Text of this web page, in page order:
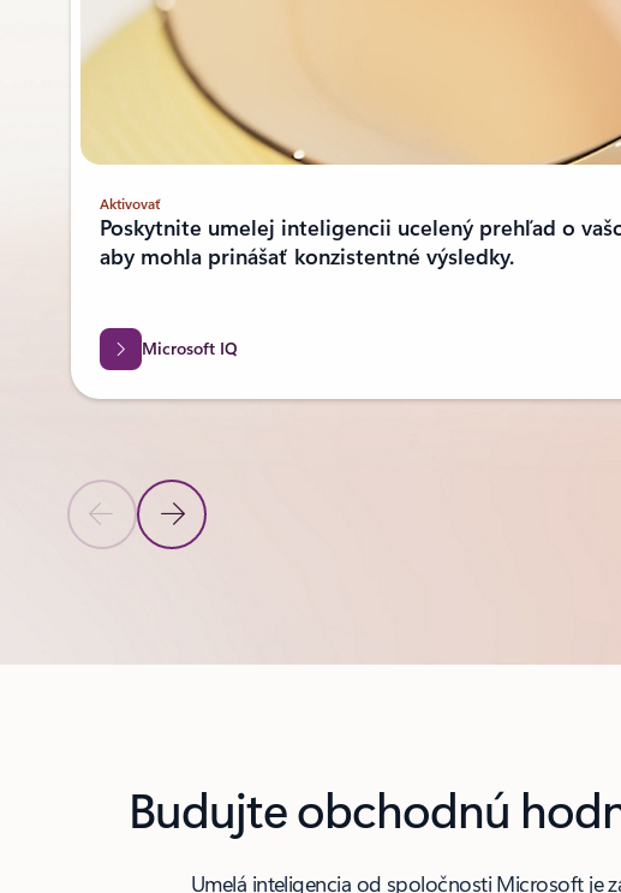
Predchádzajúca snímka
Nasledujúca snímka
Aktivovať
Poskytnite umelej inteligencii ucelený prehľad o
aby mohla prinášať konzistentné výsledky.
Microsoft IQ
Budujte obchodnú
Umelá inteligencia od spoločnosti Microsoft je